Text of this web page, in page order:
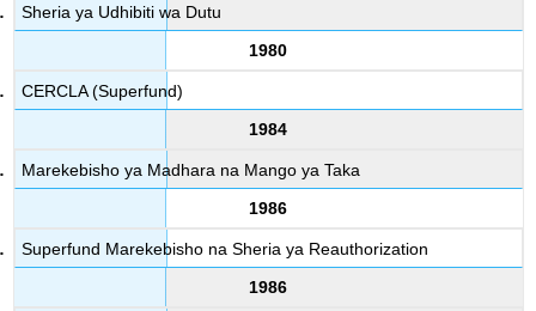
Sheria ya Udhibiti wa Dutu
1980
CERCLA (Superfund)
1984
Marekebisho ya Madhara na Mango ya Taka
1986
Superfund Marekebisho na Sheria ya Reauthorization
1986